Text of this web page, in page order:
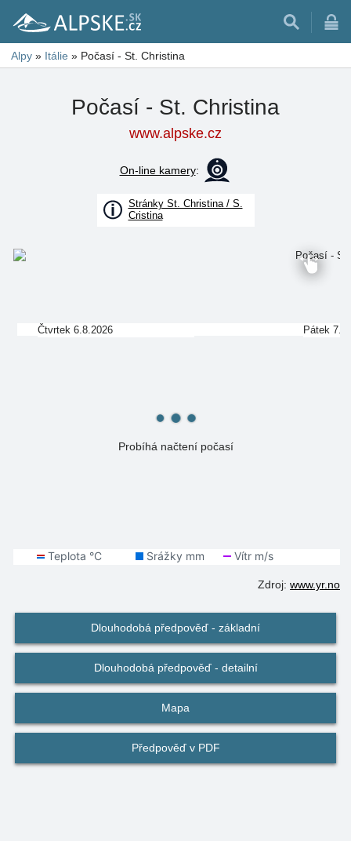
Alpy » Itálie » Počasí - St. Christina
Počasí - St. Christina
www.alpske.cz
On-line kamery:
Stránky St. Christina / S.
Cristina
Probíhá načtení počasí
Čtvrtek 6.8.2026 Pátek
Zdroj: www.yr.no
Dlouhodobá předpověď - základní
Dlouhodobá předpověď - detailní
Mapa
Předpověď v PDF